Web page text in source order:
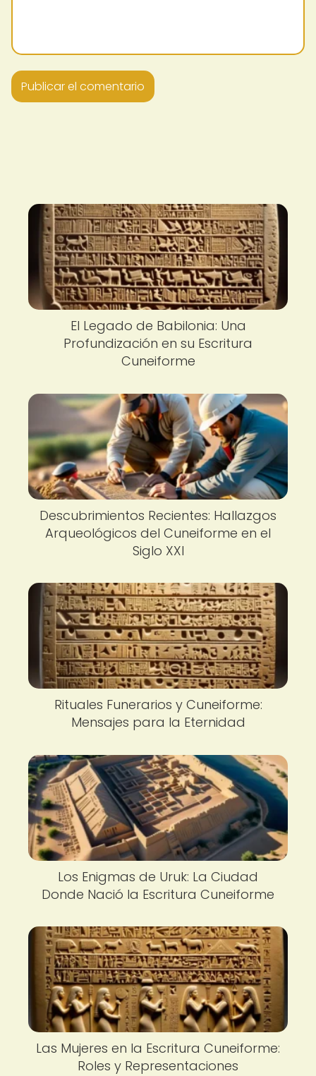
El Legado de Babilonia: Una
Profundización en su Escritura
Cuneiforme
Descubrimientos Recientes: Hallazgos
Arqueológicos del Cuneiforme en el
Siglo XXI
Rituales Funerarios y Cuneiforme:
Mensajes para la Eternidad
Los Enigmas de Uruk: La Ciudad
Donde Nació la Escritura Cuneiforme
Las Mujeres en la Escritura Cuneiforme:
Roles y Representaciones